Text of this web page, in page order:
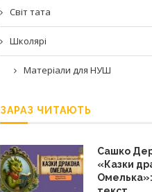
Світ тата
Школярі
Матеріали для НУШ
ЗАРАЗ ЧИТАЮТЬ
Сашко
«Казки